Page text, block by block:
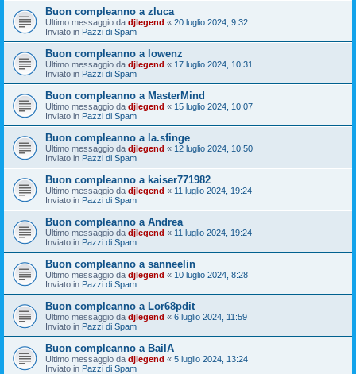
Buon compleanno a zluca
Ultimo messaggio da djlegend « 20 luglio 2024, 9:32
Inviato in Pazzi di Spam
Buon compleanno a lowenz
Ultimo messaggio da djlegend « 17 luglio 2024, 10:31
Inviato in Pazzi di Spam
Buon compleanno a MasterMind
Ultimo messaggio da djlegend « 15 luglio 2024, 10:07
Inviato in Pazzi di Spam
Buon compleanno a la.sfinge
Ultimo messaggio da djlegend « 12 luglio 2024, 10:50
Inviato in Pazzi di Spam
Buon compleanno a kaiser771982
Ultimo messaggio da djlegend « 11 luglio 2024, 19:24
Inviato in Pazzi di Spam
Buon compleanno a Andrea
Ultimo messaggio da djlegend « 11 luglio 2024, 19:24
Inviato in Pazzi di Spam
Buon compleanno a sanneelin
Ultimo messaggio da djlegend « 10 luglio 2024, 8:28
Inviato in Pazzi di Spam
Buon compleanno a Lor68pdit
Ultimo messaggio da djlegend « 6 luglio 2024, 11:59
Inviato in Pazzi di Spam
Buon compleanno a BailA
Ultimo messaggio da djlegend « 5 luglio 2024, 13:24
Inviato in Pazzi di Spam